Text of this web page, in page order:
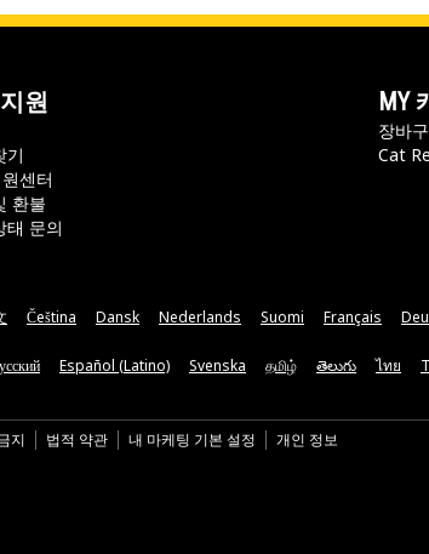
원
기
센터
환불
태 문의
MY
장바
Cat
Čeština Dansk Nederlands Suomi Français
Español (Latino) Svenska தமிழ் తెలుగు ไทย
지 법적 약관 내 마케팅 기본 설정 개인 정보